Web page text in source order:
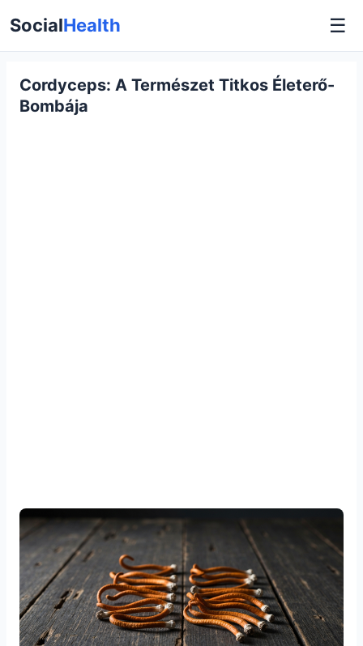
SocialHealth ☰
Cordyceps: A Természet Titkos Életerő-
Bombája